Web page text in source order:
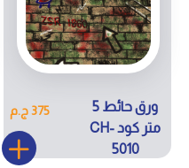
ورق حائط 5
متر كود CH-
5010
375 ج.م